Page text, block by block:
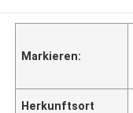
Markieren:
Herkunftsort